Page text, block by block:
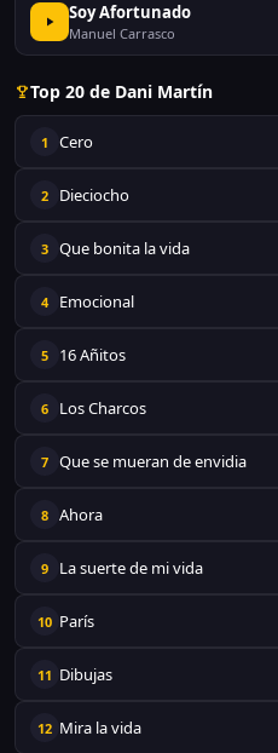
Soy Afortunado
Manuel Carrasco
Top 20 de Dani Martín
1 Cero
2 Dieciocho
3 Que bonita la vida
4 Emocional
5 16 Añitos
6 Los Charcos
7 Que se mueran de envidia
8 Ahora
9 La suerte de mi vida
10 París
11 Dibujas
12 Mira la vida